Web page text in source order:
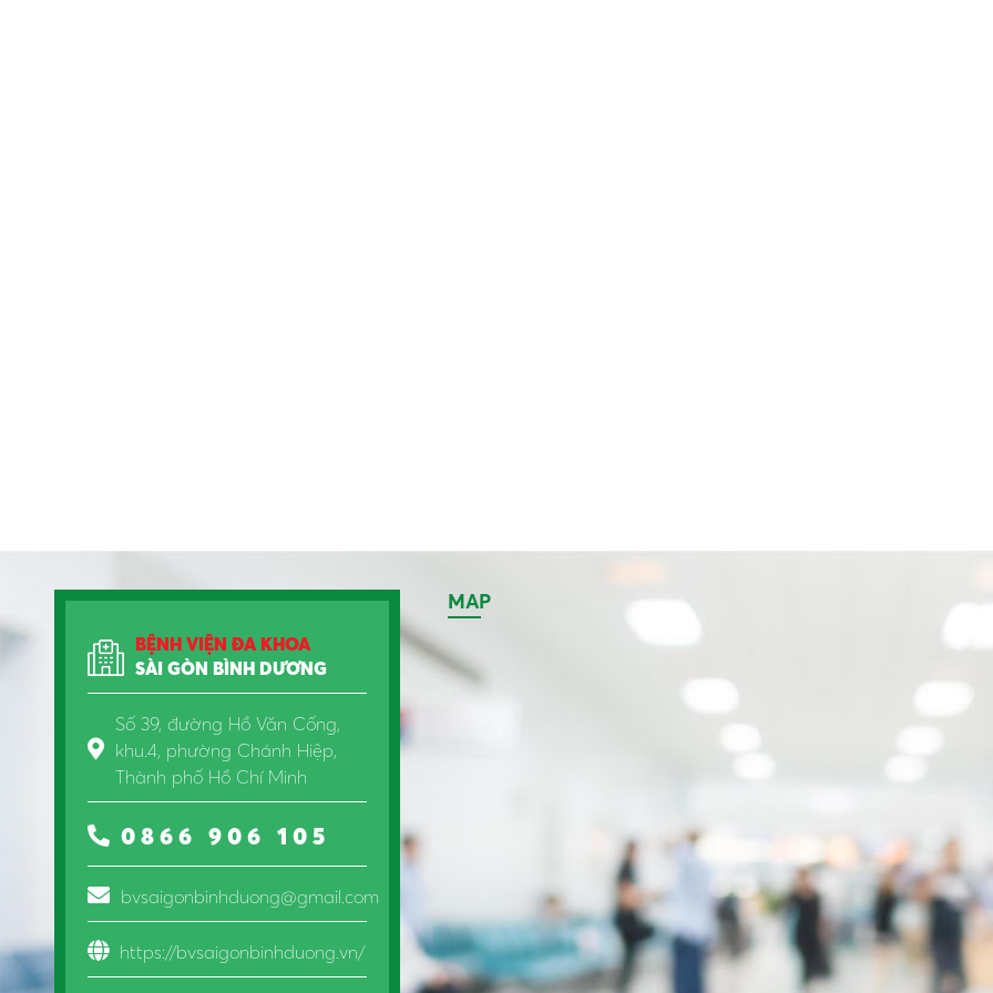
BỆNH VIỆN ĐA KHOA
SÀI GÒN BÌNH DƯƠNG
Số 39, đường Hồ Văn Cống,
khu.4, phường Chánh Hiệp,
Thành phố Hồ Chí Minh
0866 906 105
bvsaigonbinhduong@gmail.com
https://bvsaigonbinhduong.vn/
MAP